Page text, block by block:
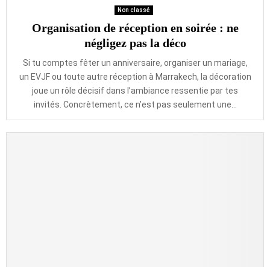
Non classé
Organisation de réception en soirée : ne
négligez pas la déco
Si tu comptes fêter un anniversaire, organiser un mariage,
un EVJF ou toute autre réception à Marrakech, la décoration
joue un rôle décisif dans l’ambiance ressentie par tes
invités. Concrètement, ce n’est pas seulement une...